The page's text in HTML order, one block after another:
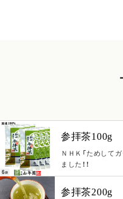
参拝茶100g
ＮＨＫ「ためして
ました！！
参拝茶200g